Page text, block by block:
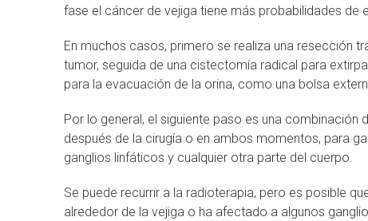
fase el cáncer de vejiga tiene más probabilidades de
En muchos casos, primero se realiza una resección
tumor, seguida de una cistectomía radical para
para la evacuación de la orina, como una bolsa
Por lo general, el siguiente paso es una
después de la cirugía o en ambos momentos, para
ganglios linfáticos y cualquier otra parte del cuerpo.
Se puede recurrir a la radioterapia, pero es posible
alrededor de la vejiga o ha afectado a algunos